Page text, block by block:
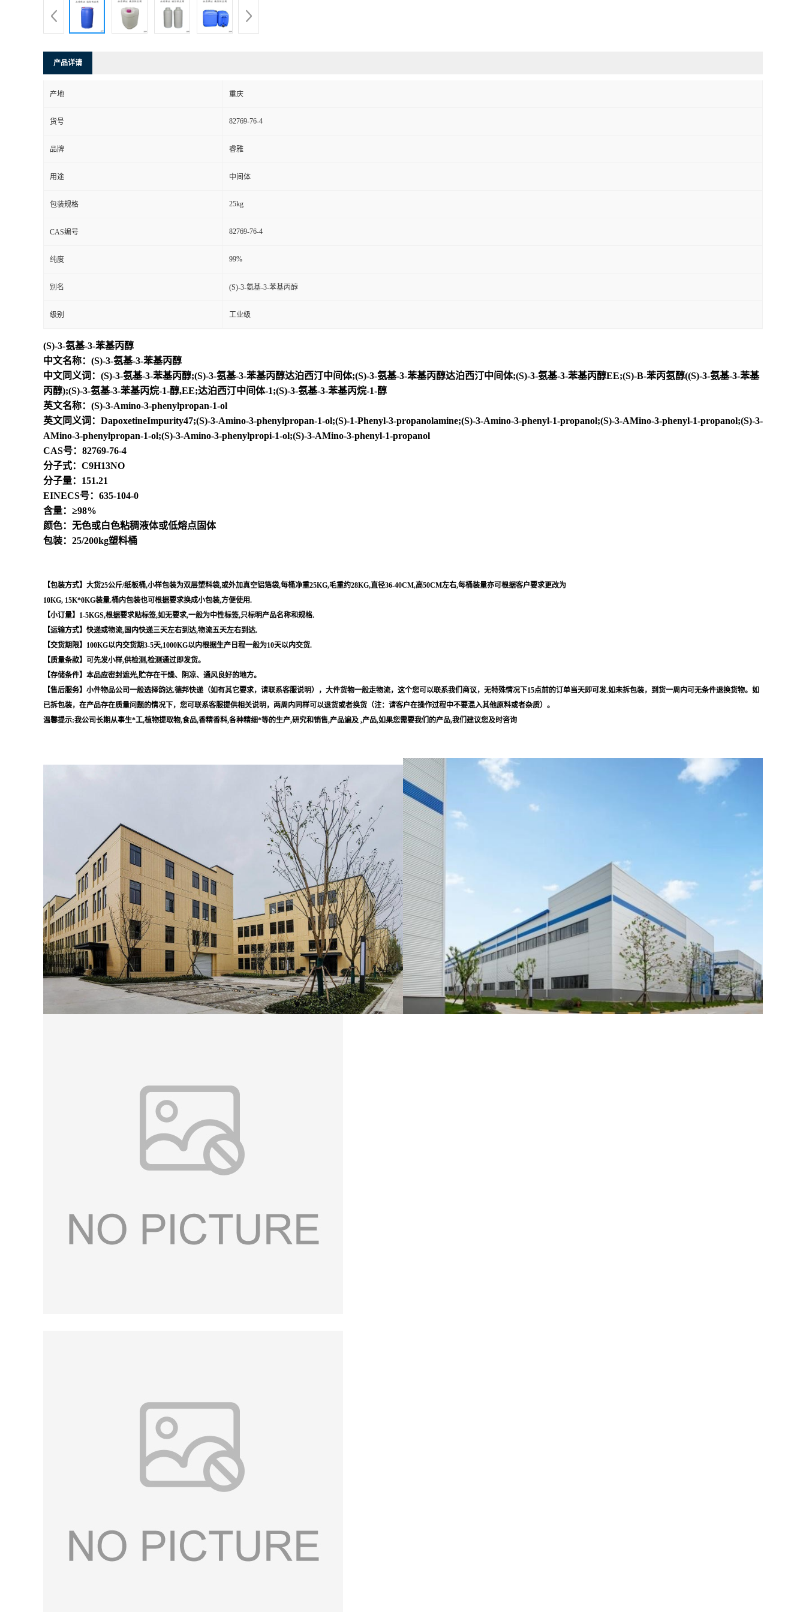
产品详请
产地 重庆
货号 82769-76-4
品牌 睿雅
用途 中间体
包装规格 25kg
CAS编号 82769-76-4
纯度 99%
别名 (S)-3-氨基-3-苯基丙醇
级别 工业级
(S)-3-氨基-3-苯基丙醇
中文名称：(S)-3-氨基-3-苯基丙醇
中文同义词：(S)-3-氨基-3-苯基丙醇;(S)-3-氨基-3-苯基丙醇达泊西汀中间体;(S)-3-氨基-3-苯基丙醇达泊西汀中间体;(S)-3-氨基-3-苯基丙醇EE;(S)-Β-苯丙氨醇((S)-3-氨基-3-苯基
丙醇);(S)-3-氨基-3-苯基丙烷-1-醇,EE;达泊西汀中间体-1;(S)-3-氨基-3-苯基丙烷-1-醇
英文名称：(S)-3-Amino-3-phenylpropan-1-ol
英文同义词：DapoxetineImpurity47;(S)-3-Amino-3-phenylpropan-1-ol;(S)-1-Phenyl-3-propanolamine;(S)-3-Amino-3-phenyl-1-propanol;(S)-3-AMino-3-phenyl-1-propanol;(S)-3-
AMino-3-phenylpropan-1-ol;(S)-3-Amino-3-phenylpropi-1-ol;(S)-3-AMino-3-phenyl-1-propanol
CAS号：82769-76-4
分子式：C9H13NO
分子量：151.21
EINECS号：635-104-0
含量：≥98%
颜色：无色或白色粘稠液体或低熔点固体
包装：25/200kg塑料桶
【包装方式】大货25公斤/纸板桶,小样包装为双层塑料袋,或外加真空铝箔袋,每桶净重25KG,毛重约28KG,直径36-40CM,高50CM左右,每桶装量亦可根据客户要求更改为
10KG, 15K*0KG装量.桶内包装也可根据要求换成小包装,方便使用.
【小订量】1-5KGS,根据要求贴标签,如无要求,一般为中性标签,只标明产品名称和规格.
【运输方式】快递或物流,国内快递三天左右到达,物流五天左右到达.
【交货期限】100KG以内交货期3-5天,1000KG以内根据生产日程一般为10天以内交货.
【质量条款】可先发小样,供检测,检测通过即发货。
【存储条件】本品应密封遮光,贮存在干燥、阴凉、通风良好的地方。
【售后服务】小件物品公司一般选择韵达.德邦快递（如有其它要求，请联系客服说明），大件货物一般走物流，这个您可以联系我们商议，无特殊情况下15点前的订单当天即可发.如未拆包装，到货一周内可无条件退换货物。如
已拆包装，在产品存在质量问题的情况下，您可联系客服提供相关说明，两周内同样可以退货或者换货（注：请客户在操作过程中不要混入其他原料或者杂质）。
温馨提示:我公司长期从事生*工,植物提取物,食品,香精香料,各种精细*等的生产,研究和销售,产品遍及 ,产品,如果您需要我们的产品,我们建议您及时咨询